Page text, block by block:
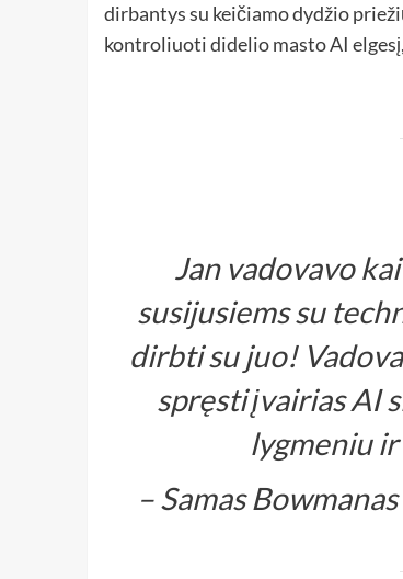
dirbantys su keičiamo dydžio
kontroliuoti didelio masto AI
Jan vadovavo
susijusiems su
dirbti su juo!
spręsti įvairias AI
lygmeniu
– Samas